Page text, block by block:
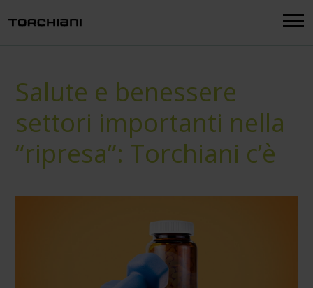
Salute e benessere
settori importanti nella
“ripresa”: Torchiani c’è